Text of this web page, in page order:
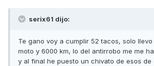
serix61 dijo:
Te gano voy a cumplir 52 tacos, solo
moto y 6000 km, lo del antirrobo me me
y al final he puesto un chivato de esos de